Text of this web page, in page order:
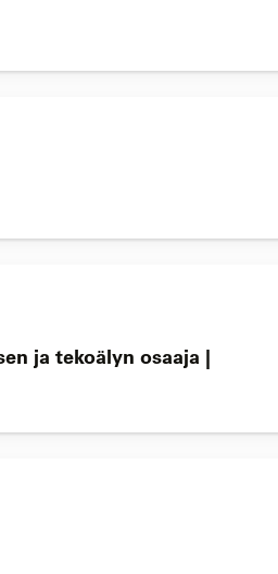
ja tekoälyn osaaja |